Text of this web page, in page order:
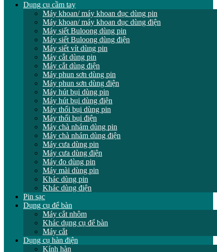
Dụng cụ cầm tay
Máy khoan/ máy khoan đục dùng pin
Máy khoan/ máy khoan đục dùng điện
Máy siết Buloong dùng pin
Máy siết Buloong dùng điện
Máy siết vít dùng pin
Máy cắt dùng pin
Máy cắt dùng điện
Máy phun sơn dùng pin
Máy phun sơn dùng điện
Máy hút bụi dùng pin
Máy hút bụi dùng điện
Máy thổi bụi dùng pin
Máy thổi bụi điện
Máy chà nhám dùng pin
Máy chà nhám dùng điện
Máy cưa dùng pin
Máy cưa dùng điện
Máy đo dùng pin
Máy mài dùng pin
Khác dùng pin
Khác dùng điện
Pin sạc
Dụng cụ để bàn
Máy cắt nhôm
Khác dụng cụ để bàn
Máy cắt
Dụng cụ hàn điện
Kính hàn